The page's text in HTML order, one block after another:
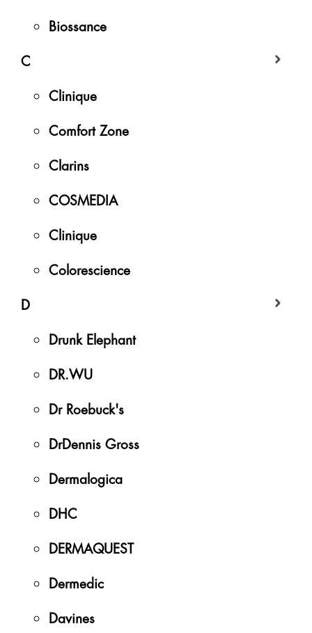
Biossance
C
Clinique
Comfort Zone
Clarins
COSMEDIA
Clinique
Colorescience
D
Drunk Elephant
DR.WU
Dr Roebuck's
DrDennis Gross
Dermalogica
DHC
DERMAQUEST
Dermedic
Davines